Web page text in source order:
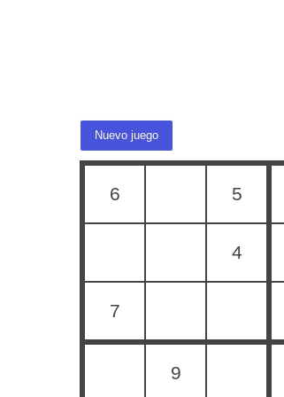
Nuevo juego
6 5
4
7
9